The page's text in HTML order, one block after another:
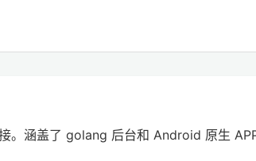
。涵盖了 golang 后台和 Android 原生